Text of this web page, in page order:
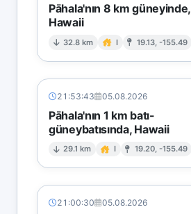
Pāhala'nın 8 km güneyinde,
Hawaii
32.8 km I 19.13, -155.49
21:53:43 05.08.2026
Pāhala'nın 1 km batı-
güneybatısında, Hawaii
29.1 km I 19.20, -155.49
21:00:30 05.08.2026